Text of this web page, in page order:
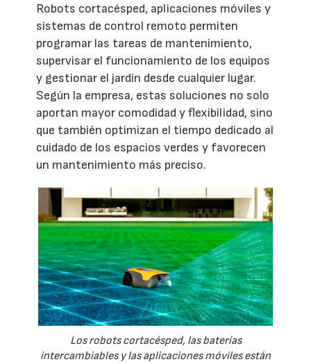
Robots cortacésped, aplicaciones móviles y
sistemas de control remoto permiten
programar las tareas de mantenimiento,
supervisar el funcionamiento de los equipos
y gestionar el jardín desde cualquier lugar.
Según la empresa, estas soluciones no solo
aportan mayor comodidad y flexibilidad, sino
que también optimizan el tiempo dedicado al
cuidado de los espacios verdes y favorecen
un mantenimiento más preciso.
Los robots cortacésped, las baterías
intercambiables y las aplicaciones móviles están